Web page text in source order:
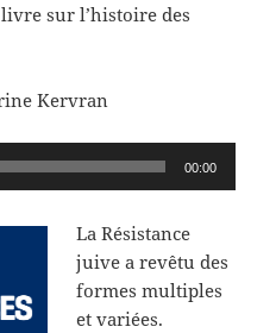
sur l’histoire des
Kervran
00:00
La Résistance
juive a revêtu des
formes multiples
et variées.